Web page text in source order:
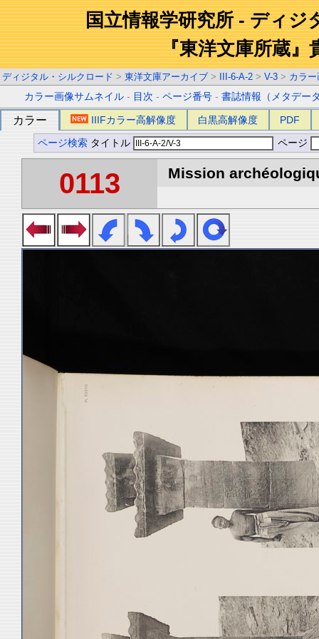
国立情報学研究所 - ディジ
『東洋文庫所蔵』
ディジタル・シルクロード > 東洋文庫アーカイブ > III-6-A-2 > V-3 > カラ
カラー画像サムネイル - 目次 -ページ番号 -書誌情報（メタデー
カラー IIIFカラー高解像度 白黒高解像度 PDF
ページ検索 タイトル ページ
0113 Mission